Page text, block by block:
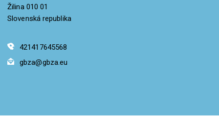
Žilina 010 01
Slovenská republika
421417645568
gbza@gbza.eu